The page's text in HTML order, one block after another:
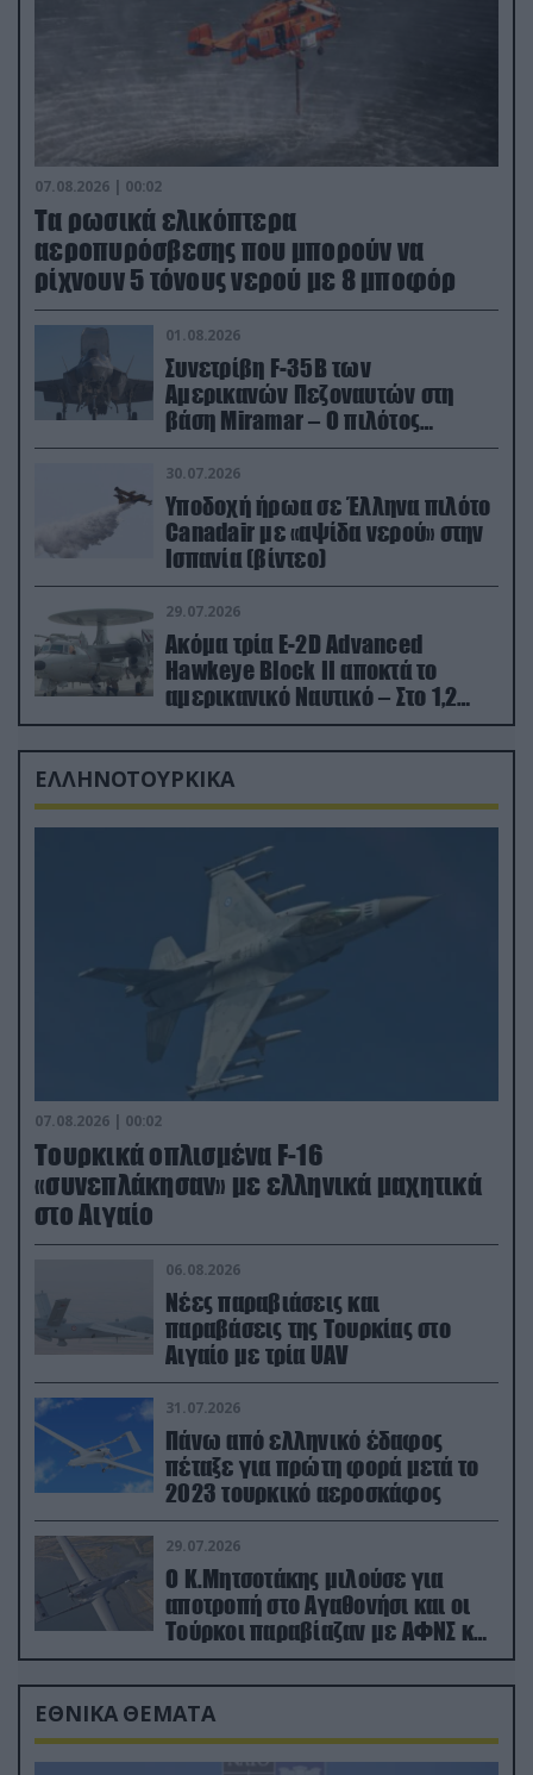
07.08.2026 | 00:02
Τα ρωσικά ελικόπτερα
αεροπυρόσβεσης που μπορούν να
ρίχνουν 5 τόνους νερού με 8 μποφόρ
01.08.2026
Συνετρίβη F-35B των
Αμερικανών Πεζοναυτών στη
βάση Miramar – Ο πιλότος
εκτινάχθηκε εγκαίρως
30.07.2026
Υποδοχή ήρωα σε Έλληνα πιλότο
Canadair με «αψίδα νερού» στην
Ισπανία (βίντεο)
29.07.2026
Ακόμα τρία E-2D Advanced
Hawkeye Block II αποκτά το
αμερικανικό Ναυτικό – Στο 1,2
δισ.δολάρια το κόστος
ΕΛΛΗΝΟΤΟΥΡΚΙΚΑ
07.08.2026 | 00:02
Τουρκικά οπλισμένα F-16
«συνεπλάκησαν» με ελληνικά μαχητικά
στο Αιγαίο
06.08.2026
Νέες παραβιάσεις και
παραβάσεις της Τουρκίας στο
Αιγαίο με τρία UAV
31.07.2026
Πάνω από ελληνικό έδαφος
πέταξε για πρώτη φορά μετά το
2023 τουρκικό αεροσκάφος
29.07.2026
Ο Κ.Μητσοτάκης μιλούσε για
αποτροπή στο Αγαθονήσι και οι
Τούρκοι παραβίαζαν με ΑΦΝΣ και
drone
ΕΘΝΙΚΑ ΘΕΜΑΤΑ